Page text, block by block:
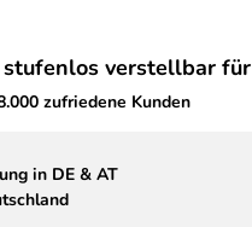
verstellbar
zufriedene Kunden
in DE & AT